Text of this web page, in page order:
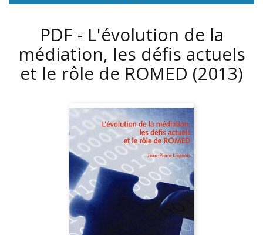
PDF - L'évolution de la
médiation, les défis actuels
et le rôle de ROMED (2013)